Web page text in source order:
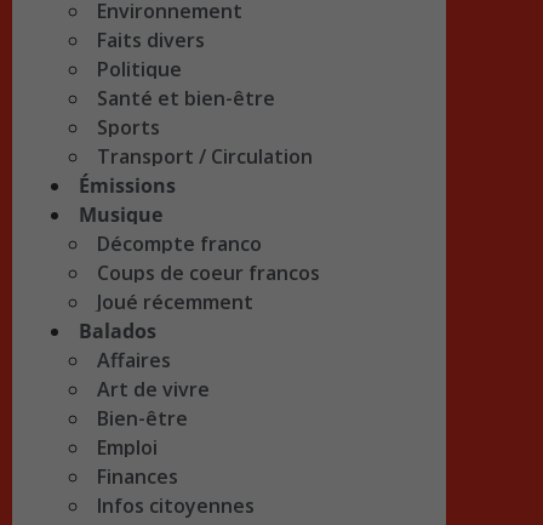
Environnement
Faits divers
Politique
Santé et bien-être
Sports
Transport / Circulation
Émissions
Musique
Décompte franco
Coups de coeur francos
Joué récemment
Balados
Affaires
Art de vivre
Bien-être
Emploi
Finances
Infos citoyennes